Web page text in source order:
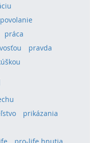
povolanie
práca
pravda
prikázania